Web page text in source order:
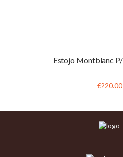
Estojo Montblanc
€220.00